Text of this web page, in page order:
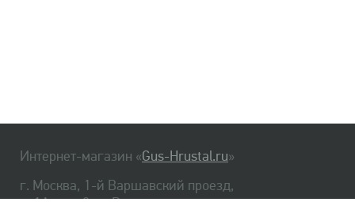
Интернет-магазин «Gus-Hrustal.ru»
г. Москва, 1-й Варшавский проезд,
д. 1А, стр. 3, м. Варшавская